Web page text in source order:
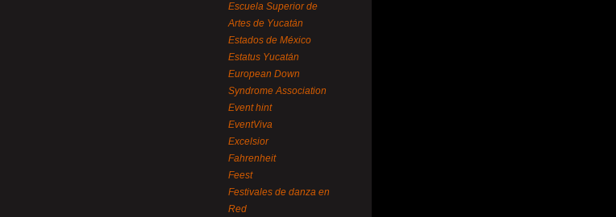
Escuela Superior de
Artes de Yucatán
Estados de México
Estatus Yucatán
European Down
Syndrome Association
Event hint
EventViva
Excelsior
Fahrenheit
Feest
Festivales de danza en
Red